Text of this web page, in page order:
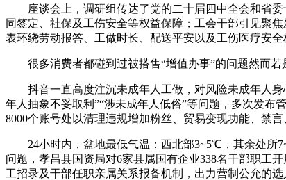
座谈会上，调研组传达了党的二十届四中全会和省委
同签定、社保及工伤安全等权益保障；工会干部引见聚
表环绕劳动报答、工做时长、配送平安以及工伤医疗安
很多消费者都碰到过被搭售“增值办事”的问题然而若
抖音一直高度注沉未成年人工做，对风险未成年人身
年人抽象不妥取利”“涉未成年人低俗”等问题，多次发布
8000个账号处以清理违规增加粉丝、贸易变现功能、禁言
24小时内，盆地最低气温：西北部3~5℃，其余处所
问题，孝昌县国资局对6家县属国有企业338名干部职工
工招录及干部任职亲属关系报备机制，出力营制公允的选